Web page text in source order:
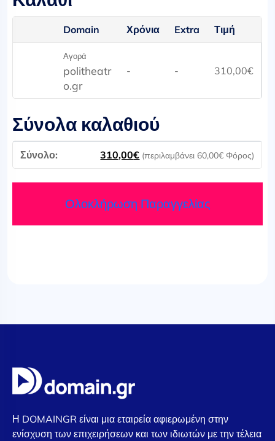
Domain Χρόνια Extra Τιμή
Αγορά
politheatr
o.gr
- - 310,00€
Σύνολα καλαθιού
310,00€ (περιλαμβάνει60,00€ Φόρος)
Ολοκλήρωση Παραγγελίας
Η DOMAINGR είναι μια εταιρεία αφιερωμένη στην
ενίσχυση των επιχειρήσεων και των ιδιωτών με την τέλεια